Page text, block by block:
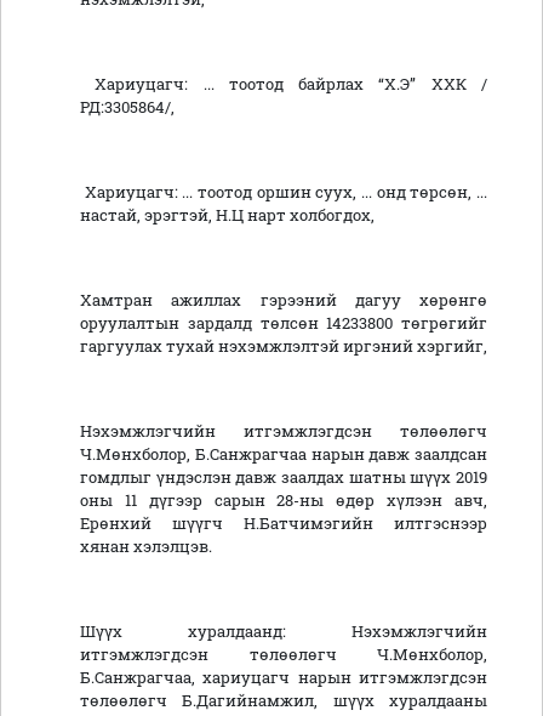
Хариуцагч: ... тоотод байрлах “Х.Э” ХХК /
РД:3305864/,
Хариуцагч: ... тоотод оршин суух, ... онд төрсөн, ...
настай, эрэгтэй, Н.Ц нарт холбогдох,
Хамтран ажиллах гэрээний дагуу хөрөнгө
оруулалтын зардалд төлсөн 14233800 төгрөгийг
гаргуулах тухай нэхэмжлэлтэй иргэний хэргийг,
Нэхэмжлэгчийн итгэмжлэгдсэн төлөөлөгч
Ч.Мөнхболор, Б.Санжрагчаа нарын давж заалдсан
гомдлыг үндэслэн давж заалдах шатны шүүх 2019
оны 11 дүгээр сарын 28-ны өдөр хүлээн авч,
Ерөнхий шүүгч Н.Батчимэгийн илтгэснээр
хянан хэлэлцэв.
Шүүх хуралдаанд: Нэхэмжлэгчийн
итгэмжлэгдсэн төлөөлөгч Ч.Мөнхболор,
Б.Санжрагчаа, хариуцагч нарын итгэмжлэгдсэн
төлөөлөгч Б.Дагийнамжил, шүүх хуралдааны